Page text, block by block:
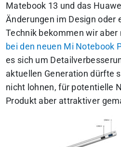
Matebook 13 und das
Änderungen im Design oder
Technik bekommen wir aber
bei den neuen Mi Notebook
es sich um
aktuellen Generation dürfte
nicht lohnen, für potentielle
Produkt aber attraktiver